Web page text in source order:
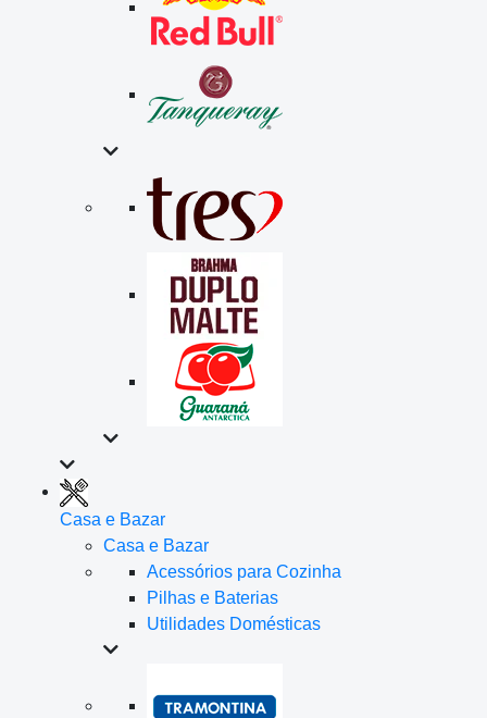
Casa e Bazar
Casa e Bazar
Acessórios para Cozinha
Pilhas e Baterias
Utilidades Domésticas